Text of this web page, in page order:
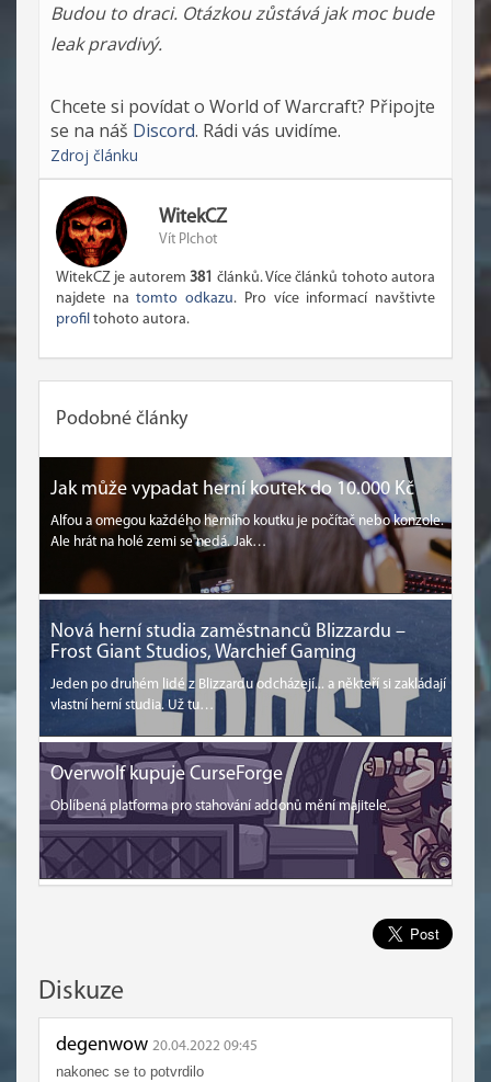
Budou to draci. Otázkou zůstává jak moc bude
leak pravdivý.
Chcete si povídat o World of Warcraft? Připojte
se na náš Discord. Rádi vás uvidíme.
Zdroj článku
WitekCZ
Vít Plchot
WitekCZ je autorem381 článků. Více článků tohoto autora
najdete natomto odkazu. Pro více informací navštivte
profil tohoto autora.
Podobné články
Jak může vypadat herní koutek do 10.000 Kč
Alfou a omegou každého herního koutku je počítač nebo konzole.
Ale hrát na holé zemi se nedá. Jak…
Nová herní studia zaměstnanců Blizzardu –
Frost Giant Studios, Warchief Gaming
Jeden po druhém lidé z Blizzardu odcházejí... a někteří si zakládají
vlastní herní studia. Už tu…
Overwolf kupuje CurseForge
Oblíbená platforma pro stahování addonů mění majitele.
Diskuze
degenwow 20.04.2022 09:45
nakonec se to potvrdilo